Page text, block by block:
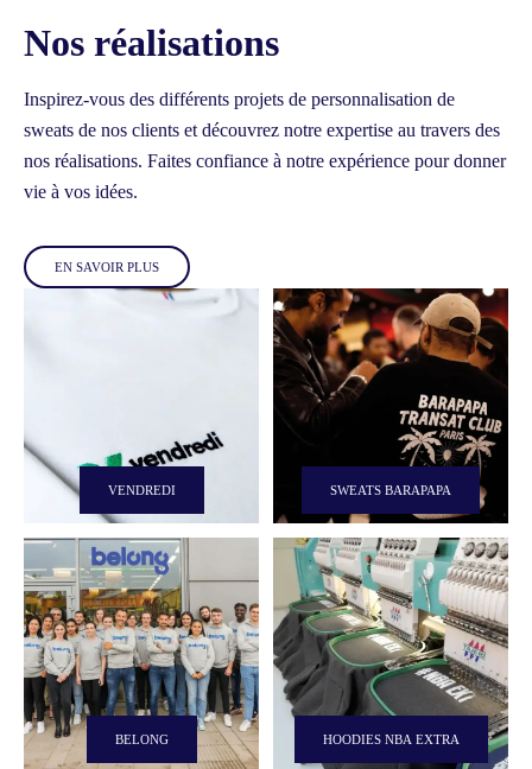
VENDREDI SWEATS BARAPAPA
BELONG HOODIES NBA EXTRA
Nos réalisations
Inspirez-vous des différents projets de personnalisation de
sweats de nos clients et découvrez notre expertise au travers des
nos réalisations. Faites confiance à notre expérience pour donner
vie à vos idées.
EN SAVOIR PLUS